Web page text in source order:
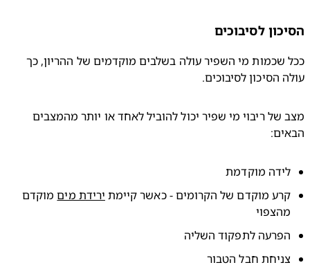
לסיבוכים
ככל שכמות מי השפיר עולה בשלבים מוקדמים של ההריון, כך
הסיכון לסיבוכים.
מצב של ריבוי מי שפיר יכול להוביל לאחד או יותר מהמצבים
מוקדמת
מוקדם של הקרומים - כאשר קיימת ירידת מים
מוקדם
לתפקוד השליה
חבל הטבור